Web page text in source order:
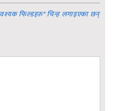
फिल्डहरु*चिन्ह लगाइएका छन्